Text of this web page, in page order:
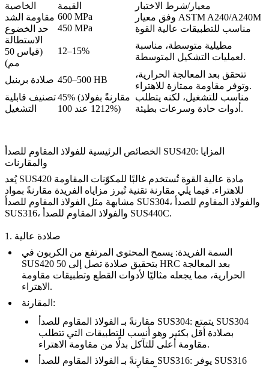
الخاصية القيمة
معيار/شرط الاختبار
مقاومة الشد 600 MPa
وفق معيار ASTM A240/A240M
حد الخضوع
450 MPa
مناسب للتطبيقات عالية القوة
الاستطالة
(قياس 50
مم)
12–15%
مطيلية متوسطة، مناسبة
لعمليات التشكيل المتوسطة.
صلادة برينيل 450–500 HB
تتحقق بعد المعالجة الحرارية،
وتوفر مقاومة ممتازة للاهتراء.
تصنيف قابلية
التشغيل
45% (مقارنةً بفولاذ
1212 عند 100%)
مناسب للتشغيل، لكنه يتطلب
أدوات حادة وسرعات بطيئة.
الخصائص الرئيسية للفولاذ المقاوم للصدأ SUS420: المزايا
والمقارنات
يُعد SUS420 مادة عالية القوة تُستخدم غالبًا للمكوّنات المقاومة
للاهتراء. فيما يلي مقارنة تقنية تُبرز مزاياه الفريدة مقارنةً بمواد
مشابهة مثل الفولاذ المقاوم للصدأ SUS304 ، و الفولاذ المقاوم للصدأ
SUS316
، و الفولاذ المقاوم للصدأ SUS440C.
1. صلادة عالية
السمة الفريدة: يسمح المحتوى المرتفع من الكربون في
SUS420 بتحقيق صلادة تصل إلى 50 HRC بعد المعالجة
الحرارية، مما يجعله مثاليًا لأدوات القطع وتطبيقات مقاومة
الاهتراء.
المقارنة :
مقارنةً بـ الفولاذ المقاوم للصدأ SUS304: يتمتع SUS304
بصلادة أقل بكثير وهو أنسب للتطبيقات التي تتطلب
مقاومة أعلى للتآكل بدلًا من مقاومة الاهتراء.
مقارنةً بـ الفولاذ المقاوم للصدأ SUS316: يوفر SUS316